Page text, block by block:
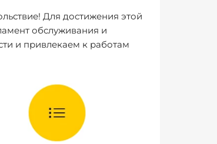
Для достижения этой
обслуживания и
и привлекаем к работам